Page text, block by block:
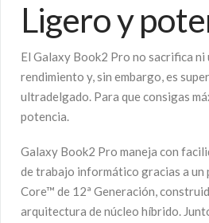
Ligero y
El Galaxy Book2 Pro no sacrifica ni
rendimiento y, sin embargo, es
ultradelgado. Para que consigas
potencia.
Galaxy Book2 Pro maneja con
de trabajo informático gracias a
Core™ de 12ª Generación,
arquitectura de núcleo híbrido.